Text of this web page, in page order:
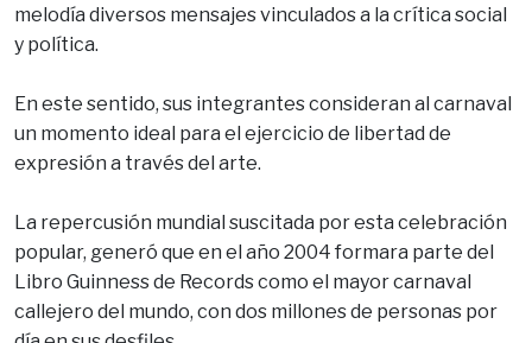
melodía diversos mensajes vinculados a la crítica social
y política.
En este sentido, sus integrantes consideran al carnaval
un momento ideal para el ejercicio de libertad de
expresión a través del arte.
La repercusión mundial suscitada por esta celebración
popular, generó que en el año 2004 formara parte del
Libro Guinness de Records como el mayor carnaval
callejero del mundo, con dos millones de personas por